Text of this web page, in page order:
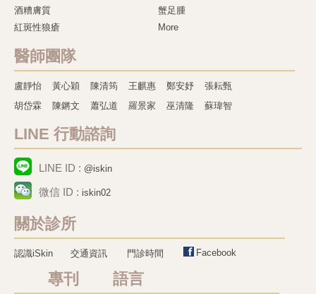
酒糟膚質
蟹足腫
紅斑性狼瘡
More
醫師團隊
盧靜怡 黃心穎 陳清筠 王麒惠 鄭安妤
張耘甄
胡岱霖
陳鏘文 蕭弘道 羅景家 巫清隆 蘇瑋智
LINE 行動諮詢
LINE ID : @iskin
微信 ID : iskin02
關於診所
認識iSkin 交通資訊 門診時間 Facebook
專刊 語言